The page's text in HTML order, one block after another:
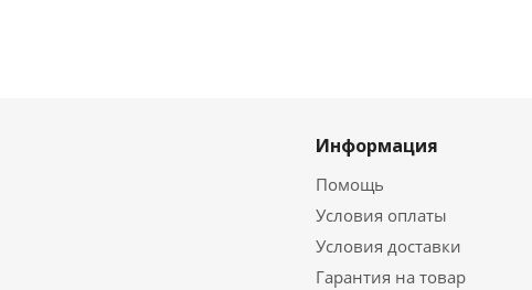
Информация
Помощь
Условия оплаты
Условия доставки
Гарантия на товар